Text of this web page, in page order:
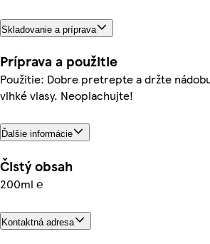
Skladovanie a príprava
Príprava a použitie
Použitie: Dobre pretrepte a držte
vlhké vlasy. Neoplachujte!
Ďalšie informácie
Čistý obsah
200ml ℮
Kontaktná adresa